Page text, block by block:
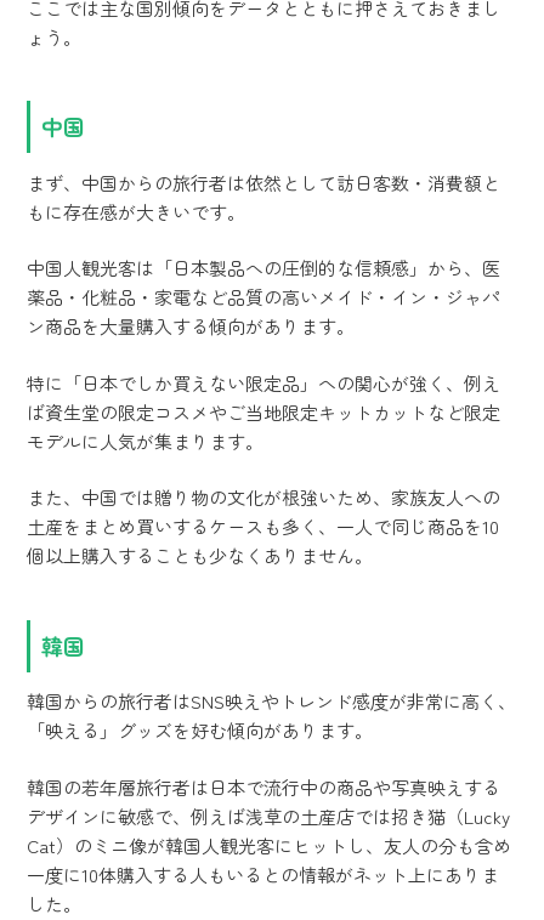
ここでは主な国別傾向をデータとともに押さえておきまし
ょう。
中国
まず、中国からの旅行者は依然として訪日客数・消費額と
もに存在感が大きいです。
中国人観光客は「日本製品への圧倒的な信頼感」から、医
薬品・化粧品・家電など品質の高いメイド・イン・ジャパ
ン商品を大量購入する傾向があります。
特に「日本でしか買えない限定品」への関心が強く、例え
ば資生堂の限定コスメやご当地限定キットカットなど限定
モデルに人気が集まります。
また、中国では贈り物の文化が根強いため、家族友人への
土産をまとめ買いするケースも多く、一人で同じ商品を10
個以上購入することも少なくありません。
韓国
韓国からの旅行者はSNS映えやトレンド感度が非常に高く、
「映える」グッズを好む傾向があります。
韓国の若年層旅行者は日本で流行中の商品や写真映えする
デザインに敏感で、例えば浅草の土産店では招き猫（Lucky
Cat）のミニ像が韓国人観光客にヒットし、友人の分も含め
一度に10体購入する人もいるとの情報がネット上にありま
した。